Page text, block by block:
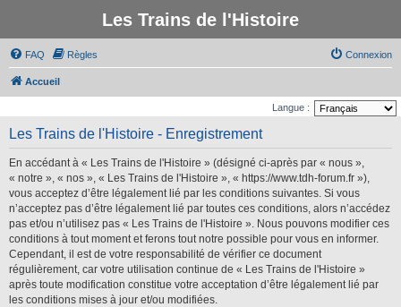
Les Trains de l'Histoire
FAQ Règles Connexion
Accueil
Langue :
Les Trains de l'Histoire - Enregistrement
En accédant à « Les Trains de l'Histoire » (désigné ci-après par « nous »,
« notre », « nos », « Les Trains de l'Histoire », « https://www.tdh-forum.fr »),
vous acceptez d’être légalement lié par les conditions suivantes. Si vous
n’acceptez pas d’être légalement lié par toutes ces conditions, alors n’accédez
pas et/ou n’utilisez pas « Les Trains de l'Histoire ». Nous pouvons modifier ces
conditions à tout moment et ferons tout notre possible pour vous en informer.
Cependant, il est de votre responsabilité de vérifier ce document
régulièrement, car votre utilisation continue de « Les Trains de l'Histoire »
après toute modification constitue votre acceptation d’être légalement lié par
les conditions mises à jour et/ou modifiées.